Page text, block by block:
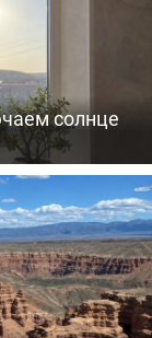
солнце